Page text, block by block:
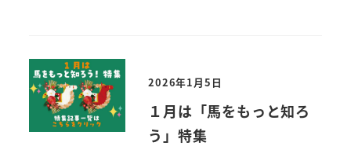
2026年1月5日
１月は「馬をもっと知ろ
う」特集